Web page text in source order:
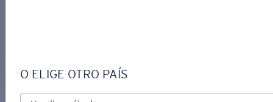
GRAVURE
Costa Stories
O ELIGE OTRO PAÍS